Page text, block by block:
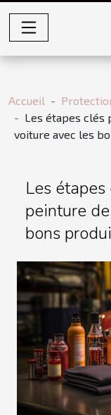
Accueil
Les étapes clés
voiture avec les
Les
peinture
bons